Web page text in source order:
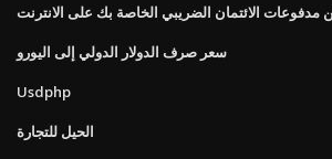
مدفوعات الائتمان الضريبي الخاصة بك على الانترنت
سعر صرف الدولار الدولي إلى اليورو
Usdphp
الحيل للتجارة